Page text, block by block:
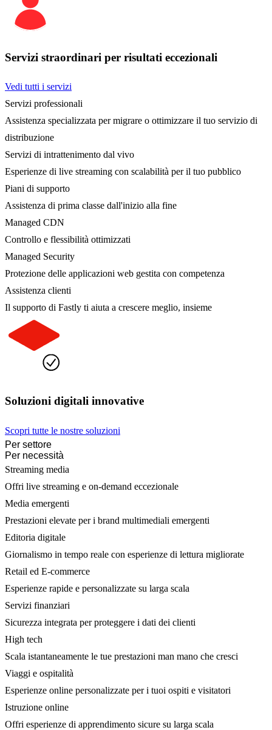
Servizi straordinari per risultati eccezionali
Vedi tutti i servizi
Servizi professionali
Assistenza specializzata per migrare o ottimizzare il tuo servizio di
distribuzione
Servizi di intrattenimento dal vivo
Esperienze di live streaming con scalabilità per il tuo pubblico
Piani di supporto
Assistenza di prima classe dall'inizio alla fine
Managed CDN
Controllo e flessibilità ottimizzati
Managed Security
Protezione delle applicazioni web gestita con competenza
Assistenza clienti
Il supporto di Fastly ti aiuta a crescere meglio, insieme
Soluzioni digitali innovative
Scopri tutte le nostre soluzioni
Per settore
Per necessità
Streaming media
Offri live streaming e on-demand eccezionale
Media emergenti
Prestazioni elevate per i brand multimediali emergenti
Editoria digitale
Giornalismo in tempo reale con esperienze di lettura migliorate
Retail ed E-commerce
Esperienze rapide e personalizzate su larga scala
Servizi finanziari
Sicurezza integrata per proteggere i dati dei clienti
High tech
Scala istantaneamente le tue prestazioni man mano che cresci
Viaggi e ospitalità
Esperienze online personalizzate per i tuoi ospiti e visitatori
Istruzione online
Offri esperienze di apprendimento sicure su larga scala